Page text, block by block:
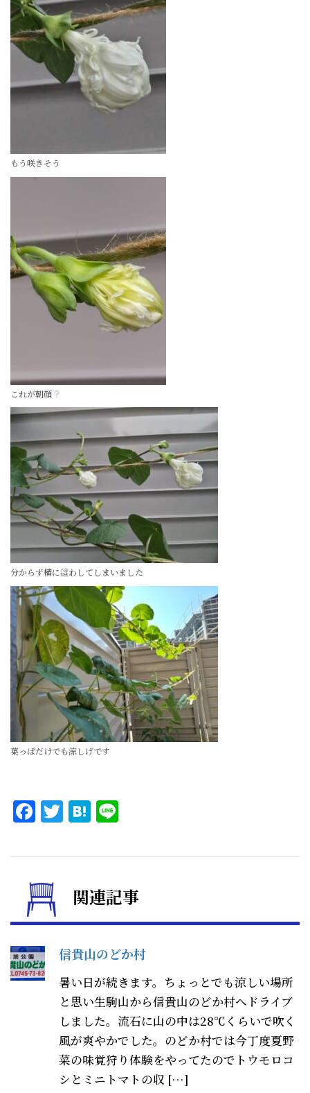
もう咲きそう
これが朝顔
分からず横に這わしてしまいました
葉っぱだけでも涼しげです
Facebook
TwitterHatena
関連記事
信貴山のどか村
暑い日が続きます。ちょっとでも涼しい場所
と思い生駒山から信貴山のどか村へドライブ
しました。流石に山の中は28℃くらいで吹く
風が爽やかでした。のどか村では今丁度夏野
菜の味覚狩り体験をやってたのでトウモロコ
シとミニトマトの収 […]